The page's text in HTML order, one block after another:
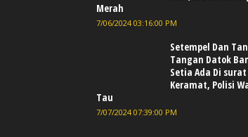
Merah
7/06/2024 03:16:00 PM
Setempel Dan
Tangan Datok
Setia Ada Di surat
Keramat, Polisi
Tau
7/07/2024 07:39:00 PM